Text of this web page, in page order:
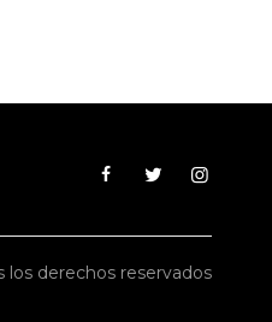
los derechos reservados